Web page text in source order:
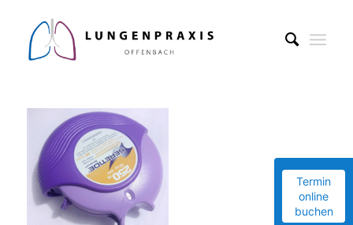
Termin
online
buchen